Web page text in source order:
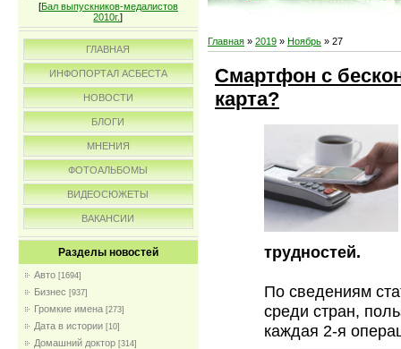
[Бал выпускников-медалистов
2010г.]
ГЛАВНАЯ
ИНФОПОРТАЛ АСБЕСТА
НОВОСТИ
БЛОГИ
МНЕНИЯ
ФОТОАЛЬБОМЫ
ВИДЕОСЮЖЕТЫ
ВАКАНСИИ
Разделы новостей
Авто [1694]
Бизнес [937]
Громкие имена [273]
Дата в истории [10]
Домашний доктор [314]
Главная » 2019 » Ноябрь » 27
Смартфон с
карта?
трудностей.
По сведениям
среди стран,
каждая 2-я